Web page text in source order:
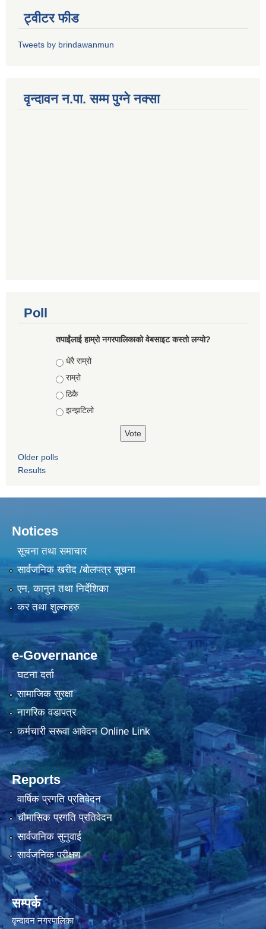
ट्वीटर फीड
Tweets by brindawanmun
वृन्दावन न.पा. सम्म पुग्ने नक्सा
Poll
तपाईंलाई हाम्रो नगरपालिकाको वेबसाइट कस्तो लग्यो?
Choices
धेरै राम्रो
राम्रो
ठिकै
झन्झटिलो
Older polls
Results
Notices
सूचना तथा समाचार
सार्वजनिक खरीद /बोलपत्र सूचना
एन, कानुन तथा निर्देशिका
कर तथा शुल्कहरु
e-Governance
घटना दर्ता
सामाजिक सुरक्षा
नागरिक वडापत्र
कर्मचारी सरूवा आवेदन Online Link
Reports
वार्षिक प्रगति प्रतिवेदन
चौमासिक प्रगति प्रतिवेदन
सार्वजनिक सुनुवाई
सार्वजनिक परीक्षण
सम्पर्क
वृन्दावन नगरपालिका